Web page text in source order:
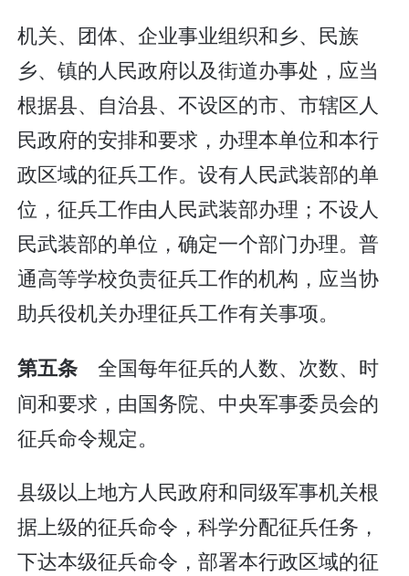
机关、团体、企业事业组织和乡、民族
乡、镇的人民政府以及街道办事处，应当
根据县、自治县、不设区的市、市辖区人
民政府的安排和要求，办理本单位和本行
政区域的征兵工作。设有人民武装部的单
位，征兵工作由人民武装部办理；不设人
民武装部的单位，确定一个部门办理。普
通高等学校负责征兵工作的机构，应当协
助兵役机关办理征兵工作有关事项。
第五条 全国每年征兵的人数、次数、时
间和要求，由国务院、中央军事委员会的
征兵命令规定。
县级以上地方人民政府和同级军事机关根
据上级的征兵命令，科学分配征兵任务，
下达本级征兵命令，部署本行政区域的征